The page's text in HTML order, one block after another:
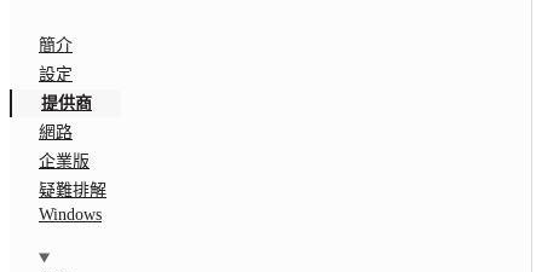
簡介
設定
提供商
網路
企業版
疑難排解
Windows